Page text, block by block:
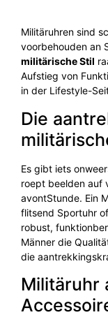
Militäruhren sind
voorbehouden an
militärische Stil
Aufstieg von
in der Lifestyle-
Die
Es gibt iets
roept beelden auf
avontStunde. Ein
flitsend Sportuhr
robust,
Männer die
die
Militäruhr